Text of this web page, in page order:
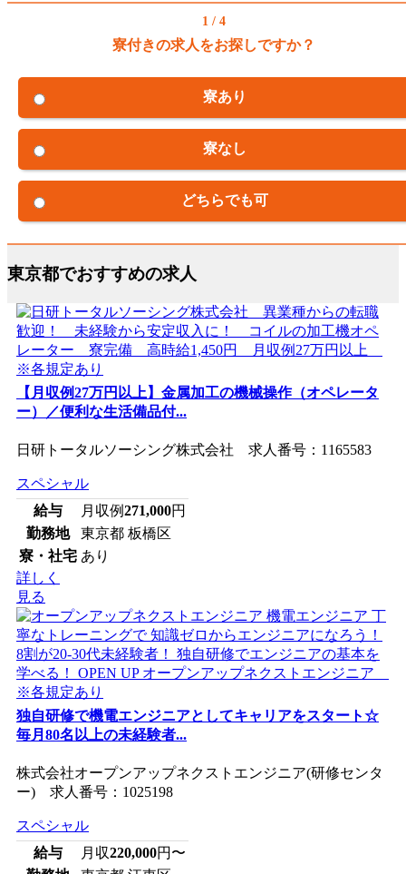
1 / 4
寮付きの求人をお探しですか？
寮あり
寮なし
どちらでも可
東京都でおすすめの求人
【月収例27万円以上】金属加工の機械操作（オペレータ
ー）／便利な生活備品付...
日研トータルソーシング株式会社 求人番号：1165583
スペシャル
給与
月収例271,000円
勤務地
東京都 板橋区
寮・社宅 あり
詳しく
見る
独自研修で機電エンジニアとしてキャリアをスタート☆
毎月80名以上の未経験者...
株式会社オープンアップネクストエンジニア(研修センタ
ー) 求人番号：1025198
スペシャル
給与
月収220,000円〜